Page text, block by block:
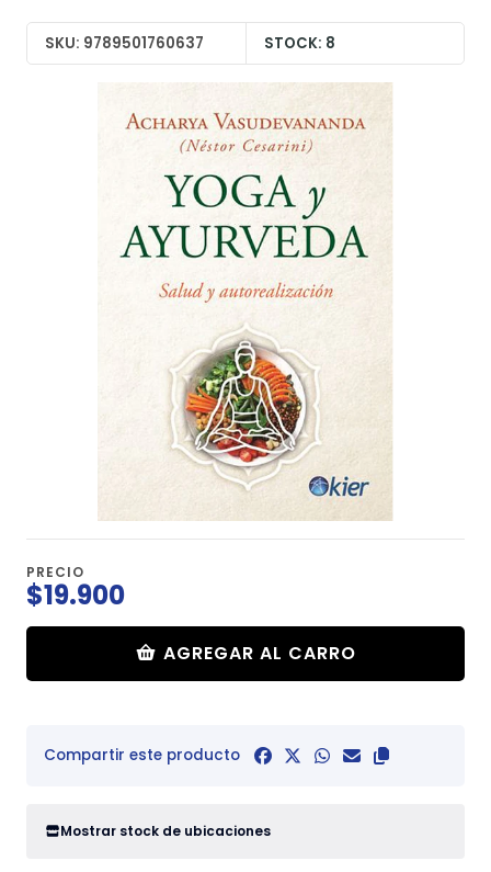
SKU: 9789501760637 STOCK: 8
PRECIO
$19.900
AGREGAR AL CARRO
Compartir este producto
Mostrar stock de ubicaciones